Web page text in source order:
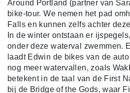
Around Portland (partner van
bike-tour. We nemen het pad
Falls en kunnen zelfs achter
In de winter ontstaan er
onder deze waterval zwemmen.
laadt Edwin de bikes van de
nog meer watervallen, zoals
betekent in de taal van de First
bij de Bridge of the Gods, waar